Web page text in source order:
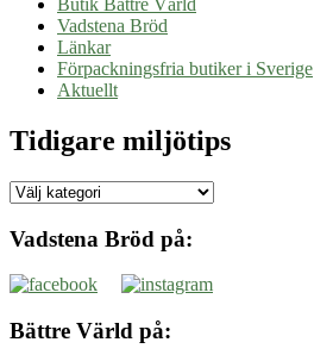
Butik Bättre Värld
Vadstena Bröd
Länkar
Förpackningsfria butiker i Sverige
Aktuellt
Tidigare miljötips
Tidigare
Vadstena Bröd på:
Bättre Värld på: